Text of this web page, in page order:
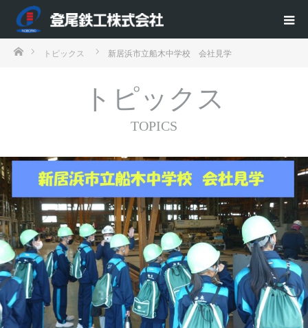
ホームトピックス 新居浜市立船木中学校 会社見学
トピックス
TOPICS